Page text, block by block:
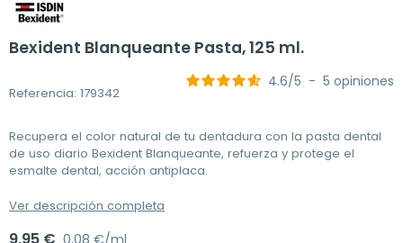
Bexident Blanqueante Pasta, 125 ml.
Referencia: 179342
4.6/5 - 5 opiniones
Recupera el color natural de tu dentadura con la pasta dental
de uso diario Bexident Blanqueante, refuerza y protege el
esmalte dental, acción antiplaca.
Ver descripción completa
0,08 €/ml